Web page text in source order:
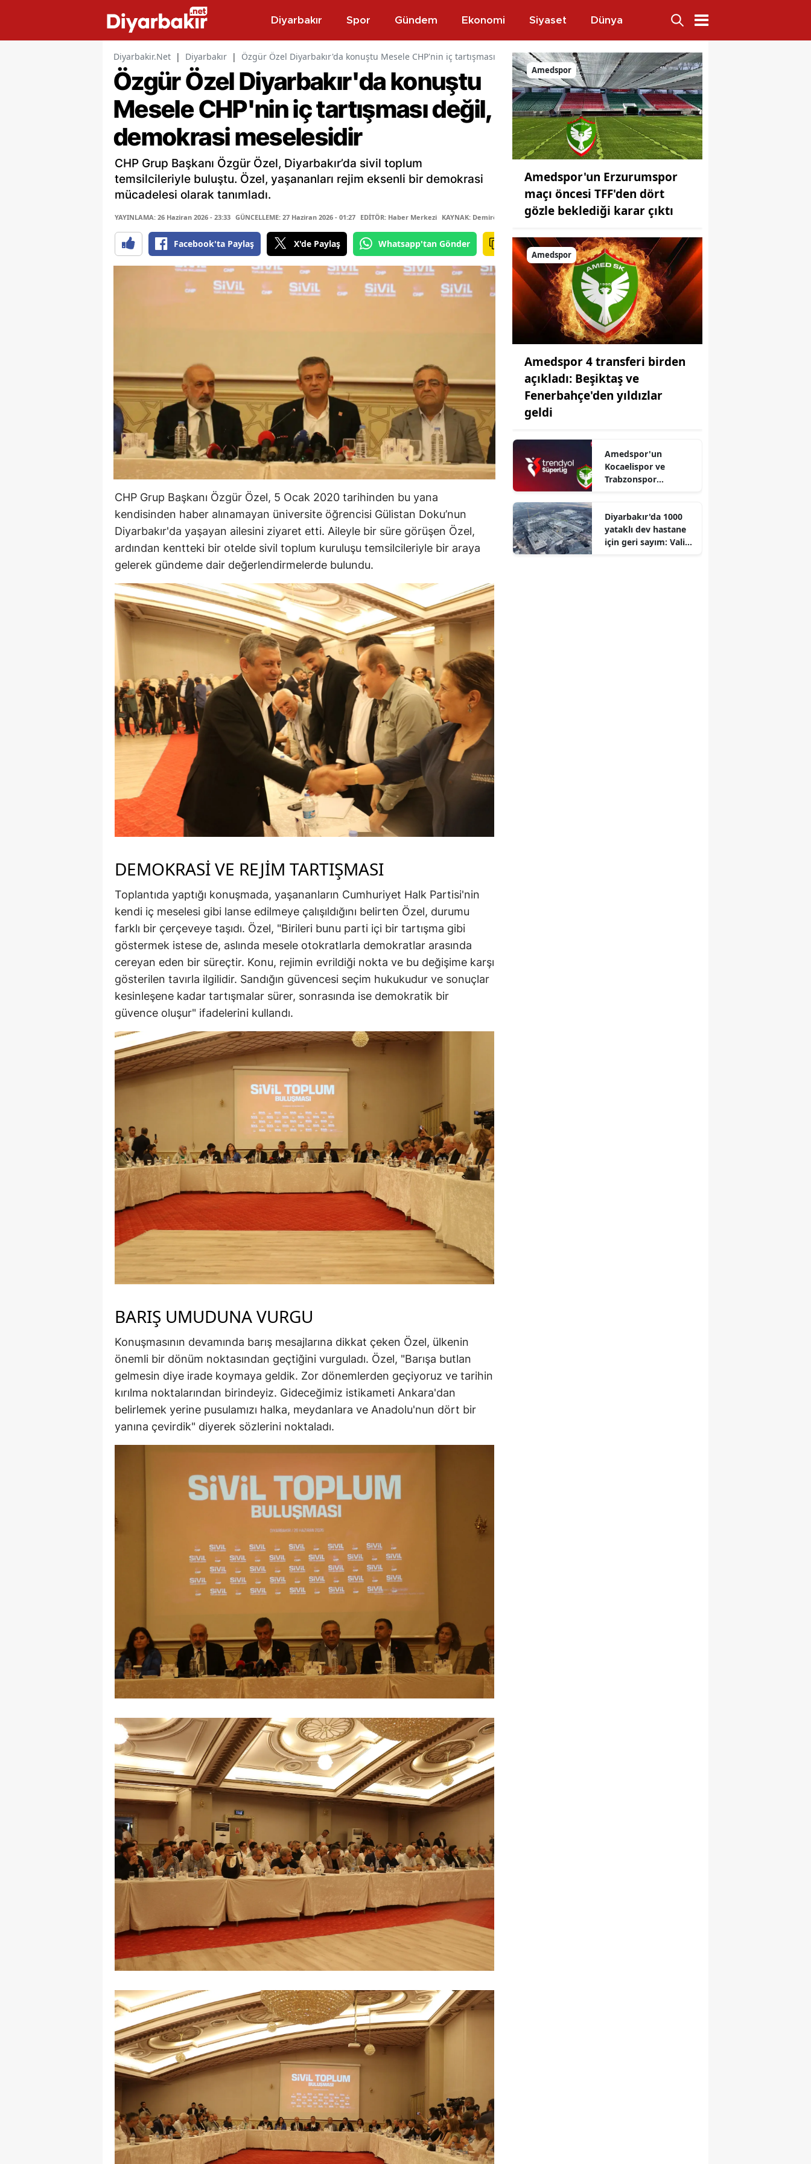
Diyarbakır Spor Gündem Ekonomi Siyaset Dünya
Diyarbakir.Net | Diyarbakır | Özgür Özel Diyarbakır'da konuştu Mesele CHP'nin iç tartışması değil, demokrasi meselesidir
Özgür Özel Diyarbakır'da konuştu
Mesele CHP'nin iç tartışması değil,
demokrasi meselesidir
CHP Grup Başkanı Özgür Özel, Diyarbakır’da sivil toplum
temsilcileriyle buluştu. Özel, yaşananları rejim eksenli bir demokrasi
mücadelesi olarak tanımladı.
YAYINLAMA: 26 Haziran 2026 - 23:33 GÜNCELLEME: 27 Haziran 2026 - 01:27 EDİTÖR: Haber Merkezi KAYNAK: Demirören Haber Ajansı
Facebook'ta Paylaş X'de Paylaş Whatsapp'tan Gönder
CHP Grup Başkanı Özgür Özel, 5 Ocak 2020 tarihinden bu yana
kendisinden haber alınamayan üniversite öğrencisi Gülistan Doku’nun
Diyarbakır'da yaşayan ailesini ziyaret etti. Aileyle bir süre görüşen Özel,
ardından kentteki bir otelde sivil toplum kuruluşu temsilcileriyle bir araya
gelerek gündeme dair değerlendirmelerde bulundu.
DEMOKRASİ VE REJİM TARTIŞMASI
Toplantıda yaptığı konuşmada, yaşananların Cumhuriyet Halk Partisi'nin
kendi iç meselesi gibi lanse edilmeye çalışıldığını belirten Özel, durumu
farklı bir çerçeveye taşıdı. Özel, "Birileri bunu parti içi bir tartışma gibi
göstermek istese de, aslında mesele otokratlarla demokratlar arasında
cereyan eden bir süreçtir. Konu, rejimin evrildiği nokta ve bu değişime karşı
gösterilen tavırla ilgilidir. Sandığın güvencesi seçim hukukudur ve sonuçlar
kesinleşene kadar tartışmalar sürer, sonrasında ise demokratik bir
güvence oluşur" ifadelerini kullandı.
BARIŞ UMUDUNA VURGU
Konuşmasının devamında barış mesajlarına dikkat çeken Özel, ülkenin
önemli bir dönüm noktasından geçtiğini vurguladı. Özel, "Barışa butlan
gelmesin diye irade koymaya geldik. Zor dönemlerden geçiyoruz ve tarihin
kırılma noktalarından birindeyiz. Gideceğimiz istikameti Ankara'dan
belirlemek yerine pusulamızı halka, meydanlara ve Anadolu'nun dört bir
yanına çevirdik" diyerek sözlerini noktaladı.
Amedspor
Amedspor'un Erzurumspor
maçı öncesi TFF'den dört
gözle beklediği karar çıktı
Amedspor
Amedspor 4 transferi birden
açıkladı: Beşiktaş ve
Fenerbahçe'den yıldızlar
geldi
Amedspor'un
Kocaelispor ve
Trabzonspor
Diyarbakır'da 1000
yataklı dev hastane
için geri sayım: Vali